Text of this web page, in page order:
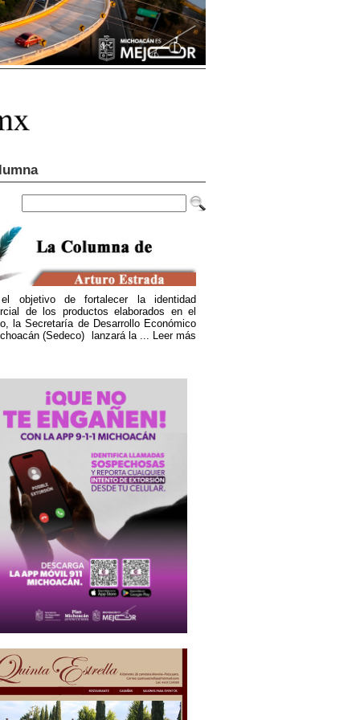
objetivo de fortalecer la identidad
de los productos elaborados en el
la Secretaría de Desarrollo Económico
(Sedeco) lanzará la ... Leer más